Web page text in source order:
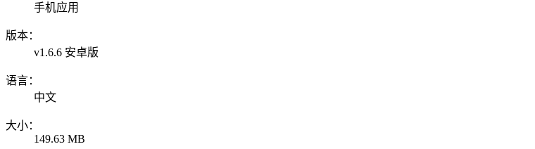
手机应用
版本：
v1.6.6 安卓版
语言：
中文
大小：
149.63 MB